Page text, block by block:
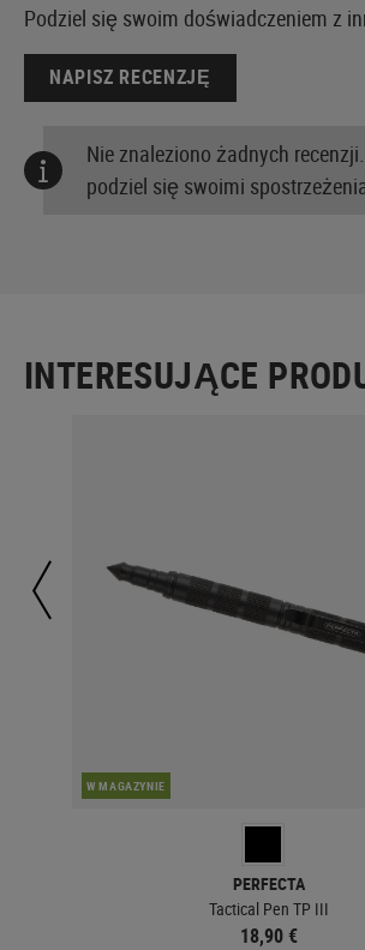
Podziel się swoim doświadczeniem z
NAPISZ RECENZJĘ
Nie znaleziono żadnych recenzji.
podziel się swoimi
INTERESUJĄCE
W MAGAZYNIE
PERFECTA
Tactical Pen TP III
18,90 €